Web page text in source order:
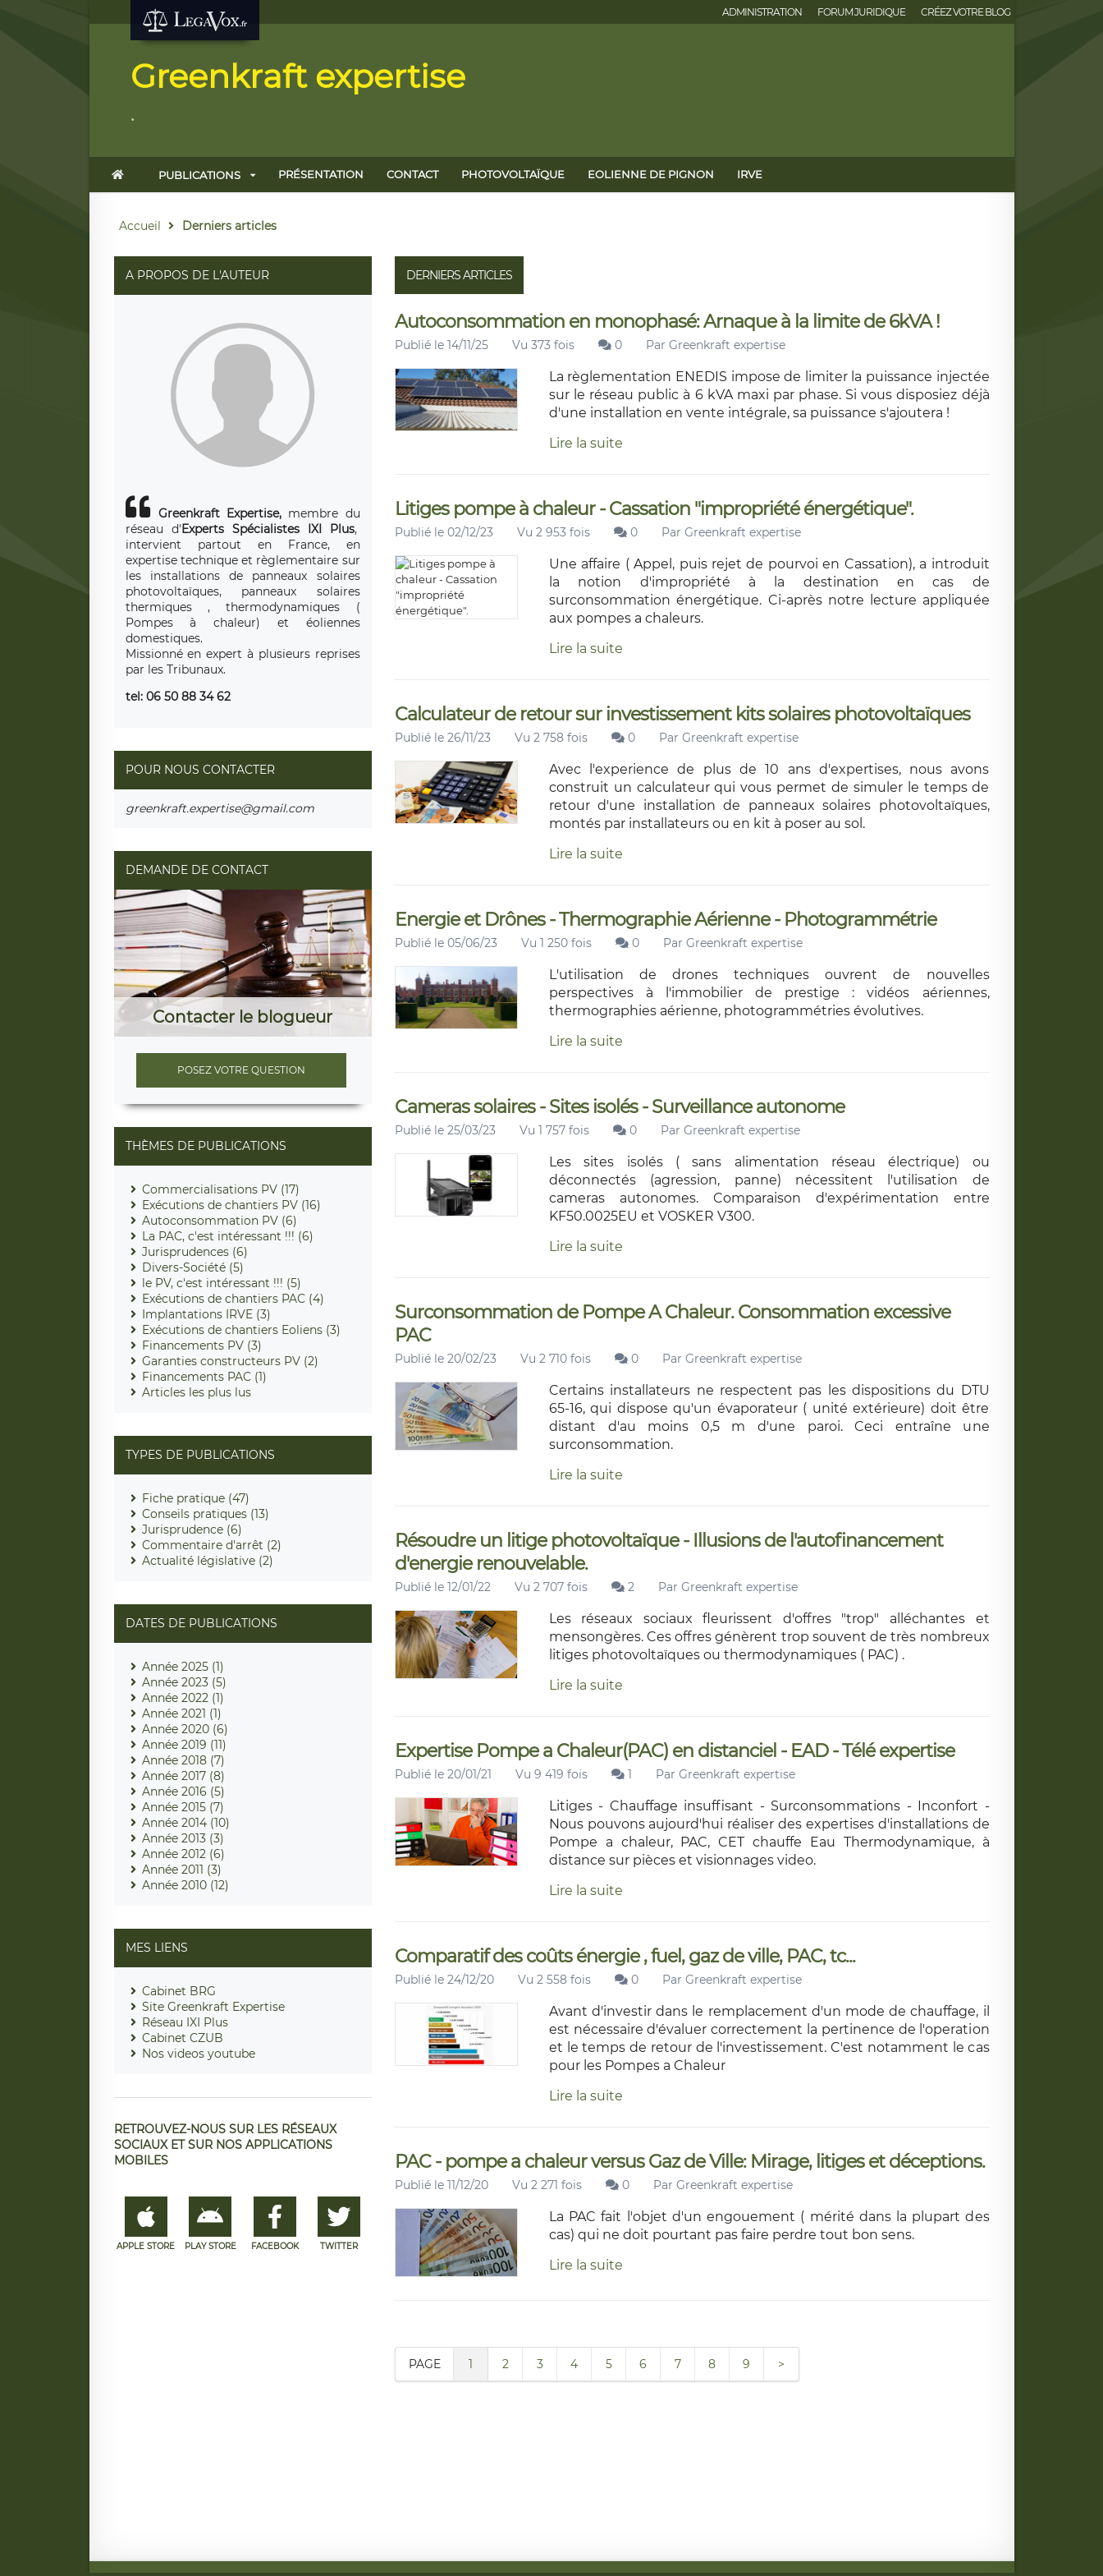
ADMINISTRATION FORUM JURIDIQUE CRÉEZ VOTRE BLOG
Greenkraft expertise
.
PUBLICATIONS PRÉSENTATION CONTACT PHOTOVOLTAÏQUE EOLIENNE DE PIGNON IRVE
Accueil Derniers articles
DERNIERS ARTICLES
Autoconsommation en monophasé: Arnaque à la limite de 6kVA !
Publié le 14/11/25 Vu 373 fois 0 Par Greenkraft expertise
La règlementation ENEDIS impose de limiter la puissance injectée
sur le réseau public à 6 kVA maxi par phase. Si vous disposiez déjà
d'une installation en vente intégrale, sa puissance s'ajoutera !
Lire la suite
Litiges pompe à chaleur - Cassation "impropriété énergétique".
Publié le 02/12/23 Vu 2 953 fois 0 Par Greenkraft expertise
Une affaire ( Appel, puis rejet de pourvoi en Cassation), a introduit
la notion d'impropriété à la destination en cas de
surconsommation énergétique. Ci-après notre lecture appliquée
aux pompes a chaleurs.
Lire la suite
Calculateur de retour sur investissement kits solaires photovoltaïques
Publié le 26/11/23 Vu 2 758 fois 0 Par Greenkraft expertise
Avec l'experience de plus de 10 ans d'expertises, nous avons
construit un calculateur qui vous permet de simuler le temps de
retour d'une installation de panneaux solaires photovoltaïques,
montés par installateurs ou en kit à poser au sol.
Lire la suite
Energie et Drônes - Thermographie Aérienne - Photogrammétrie
Publié le 05/06/23 Vu 1 250 fois 0 Par Greenkraft expertise
L'utilisation de drones techniques ouvrent de nouvelles
perspectives à l'immobilier de prestige : vidéos aériennes,
thermographies aérienne, photogrammétries évolutives.
Lire la suite
Cameras solaires - Sites isolés - Surveillance autonome
Publié le 25/03/23 Vu 1 757 fois 0 Par Greenkraft expertise
Les sites isolés ( sans alimentation réseau électrique) ou
déconnectés (agression, panne) nécessitent l'utilisation de
cameras autonomes. Comparaison d'expérimentation entre
KF50.0025EU et VOSKER V300.
Lire la suite
Surconsommation de Pompe A Chaleur. Consommation excessive
PAC
Publié le 20/02/23 Vu 2 710 fois 0 Par Greenkraft expertise
Certains installateurs ne respectent pas les dispositions du DTU
65-16, qui dispose qu'un évaporateur ( unité extérieure) doit être
distant d'au moins 0,5 m d'une paroi. Ceci entraîne une
surconsommation.
Lire la suite
Résoudre un litige photovoltaïque - Illusions de l'autofinancement
d'energie renouvelable.
Publié le 12/01/22 Vu 2 707 fois 2 Par Greenkraft expertise
Les réseaux sociaux fleurissent d'offres "trop" alléchantes et
mensongères. Ces offres génèrent trop souvent de très nombreux
litiges photovoltaïques ou thermodynamiques ( PAC) .
Lire la suite
Expertise Pompe a Chaleur(PAC) en distanciel - EAD - Télé expertise
Publié le 20/01/21 Vu 9 419 fois 1 Par Greenkraft expertise
Litiges - Chauffage insuffisant - Surconsommations - Inconfort -
Nous pouvons aujourd'hui réaliser des expertises d'installations de
Pompe a chaleur, PAC, CET chauffe Eau Thermodynamique, à
distance sur pièces et visionnages video.
Lire la suite
Comparatif des coûts énergie , fuel, gaz de ville, PAC, tc...
Publié le 24/12/20 Vu 2 558 fois 0 Par Greenkraft expertise
Avant d'investir dans le remplacement d'un mode de chauffage, il
est nécessaire d'évaluer correctement la pertinence de l'operation
et le temps de retour de l'investissement. C'est notamment le cas
pour les Pompes a Chaleur
Lire la suite
PAC - pompe a chaleur versus Gaz de Ville: Mirage, litiges et déceptions.
Publié le 11/12/20 Vu 2 271 fois 0 Par Greenkraft expertise
La PAC fait l'objet d'un engouement ( mérité dans la plupart des
cas) qui ne doit pourtant pas faire perdre tout bon sens.
Lire la suite
PAGE 1 2 3 4 5 6 7 8 9 >
A PROPOS DE L'AUTEUR
Greenkraft Expertise, membre du
réseau d'Experts Spécialistes IXI Plus,
intervient partout en France, en
expertise technique et règlementaire sur
les installations de panneaux solaires
photovoltaïques, panneaux solaires
thermiques , thermodynamiques (
Pompes à chaleur) et éoliennes
domestiques.
Missionné en expert à plusieurs reprises
par les Tribunaux.
tel: 06 50 88 34 62
POUR NOUS CONTACTER
greenkraft.expertise@gmail.com
DEMANDE DE CONTACT
Contacter le blogueur
POSEZ VOTRE QUESTION
THÈMES DE PUBLICATIONS
Commercialisations PV (17)
Exécutions de chantiers PV (16)
Autoconsommation PV (6)
La PAC, c'est intéressant !!! (6)
Jurisprudences (6)
Divers-Société (5)
le PV, c'est intéressant !!! (5)
Exécutions de chantiers PAC (4)
Implantations IRVE (3)
Exécutions de chantiers Eoliens (3)
Financements PV (3)
Garanties constructeurs PV (2)
Financements PAC (1)
Articles les plus lus
TYPES DE PUBLICATIONS
Fiche pratique (47)
Conseils pratiques (13)
Jurisprudence (6)
Commentaire d'arrêt (2)
Actualité législative (2)
DATES DE PUBLICATIONS
Année 2025 (1)
Année 2023 (5)
Année 2022 (1)
Année 2021 (1)
Année 2020 (6)
Année 2019 (11)
Année 2018 (7)
Année 2017 (8)
Année 2016 (5)
Année 2015 (7)
Année 2014 (10)
Année 2013 (3)
Année 2012 (6)
Année 2011 (3)
Année 2010 (12)
MES LIENS
Cabinet BRG
Site Greenkraft Expertise
Réseau IXI Plus
Cabinet CZUB
Nos videos youtube
RETROUVEZ-NOUS SUR LES RÉSEAUX
SOCIAUX ET SUR NOS APPLICATIONS
MOBILES
APPLE STORE PLAY STORE FACEBOOK TWITTER